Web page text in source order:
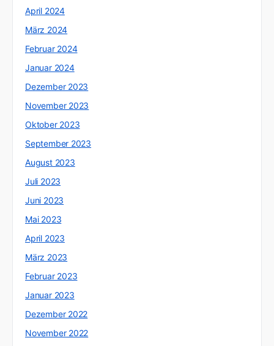
April 2024
März 2024
Februar 2024
Januar 2024
Dezember 2023
November 2023
Oktober 2023
September 2023
August 2023
Juli 2023
Juni 2023
Mai 2023
April 2023
März 2023
Februar 2023
Januar 2023
Dezember 2022
November 2022